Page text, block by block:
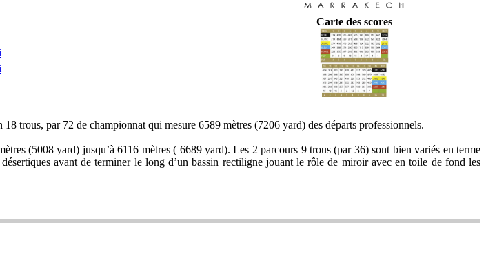
Carte des scores
trous, par 72 de championnat qui mesure 6589 mètres (7206 yard) des départs professionnels.
(5008 yard) jusqu’à 6116 mètres ( 6689 yard). Les 2 parcours 9 trous (par 36) sont bien variés en terme
avant de terminer le long d’un bassin rectiligne jouant le rôle de miroir avec en toile de fond les